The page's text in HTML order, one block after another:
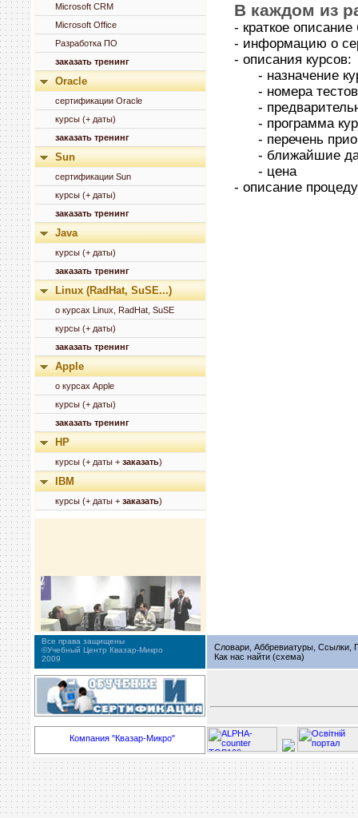
Microsoft CRM
Microsoft Office
Разработка ПО
заказать тренинг
Oracle
сертификации Oracle
курсы (+ даты)
заказать тренинг
Sun
сертификации Sun
курсы (+ даты)
заказать тренинг
Java
курсы (+ даты)
заказать тренинг
Linux (RadHat, SuSE...)
о курсах Linux, RadHat, SuSE
курсы (+ даты)
заказать тренинг
Apple
о курсах Apple
курсы (+ даты)
заказать тренинг
HP
курсы (+ даты + заказать)
IBM
курсы (+ даты + заказать)
В каждом из
- краткое
- информацию о
- описания курсов:
- назначение
- номера тестов,
-
- программа
- перечень
- ближайшие
- цена
- описание
Все права защищены
©Учебный Центр Квазар-Микро
2009
Словари, Аббревиатуры, Ссылки,
Как нас найти (схема)
Компания "Квазар-Микро"